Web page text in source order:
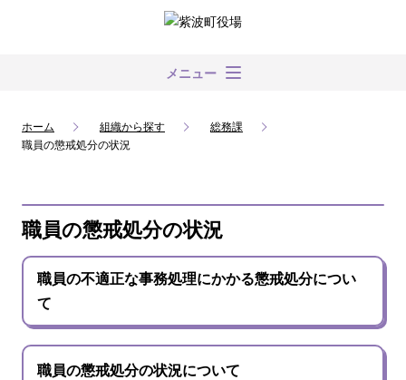
メニュー
ホーム 組織から探す
総務課
職員の懲戒処分の状況
職員の懲戒処分の状況
職員の不適正な事務処理にかかる懲戒処分につい
て
職員の懲戒処分の状況について